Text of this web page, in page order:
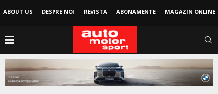
ABOUT US DESPRE NOI REVISTA ABONAMENTE MAGAZIN ONLINE